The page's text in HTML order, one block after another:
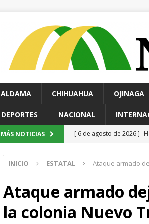
ALDAMA CHIHUAHUA OJINAGA
DEPORTES NACIONAL
MÁS NOTICIAS [ 6 de agosto de 2026 ]
[ 6 de agosto de 2026 ]
violencia en Granjas
pretextos
CHIHUAHUA
INICIO ESTATAL Ataque armado
Ataque armado
la colonia Nuevo